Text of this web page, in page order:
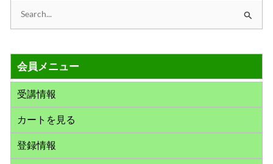
象
:
会員メニュー
受講情報
カートを見る
登録情報